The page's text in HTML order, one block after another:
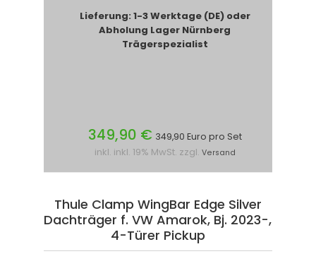
Lieferung: 1-3 Werktage (DE) oder
Abholung Lager Nürnberg
Trägerspezialist
349,90 € 349,90 Euro pro Set
inkl. inkl. 19% MwSt. zzgl. Versand
Thule Clamp WingBar Edge Silver
Dachträger f. VW Amarok, Bj. 2023-,
4-Türer Pickup